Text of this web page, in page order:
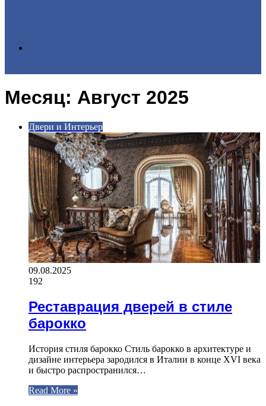
for
Месяц: Август 2025
Двери и Интерьер
09.08.2025
192
Реставрация дверей в стиле
барокко
История стиля барокко Стиль барокко в архитектуре и
дизайне интерьера зародился в Италии в конце XVI века
и быстро распространился…
Read More »